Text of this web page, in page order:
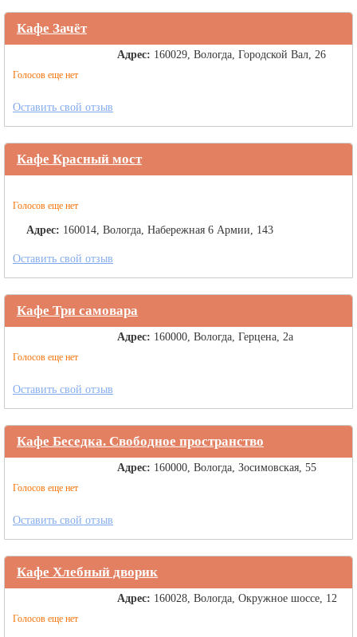
Кафе Зачёт
Голосов еще нет
Адрес: 160029, Вологда, Городской Вал, 26
Оставить свой отзыв
Кафе Красный мост
Голосов еще нет
Адрес: 160014, Вологда, Набережная 6 Армии, 143
Оставить свой отзыв
Кафе Три самовара
Голосов еще нет
Адрес: 160000, Вологда, Герцена, 2а
Оставить свой отзыв
Кафе Беседка. Свободное пространство
Голосов еще нет
Адрес: 160000, Вологда, Зосимовская, 55
Оставить свой отзыв
Кафе Хлебный дворик
Голосов еще нет
Адрес: 160028, Вологда, Окружное шоссе, 12